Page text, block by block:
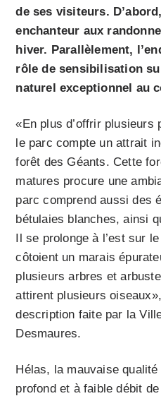
de ses visiteurs.
enchanteur aux
hiver. Parallèlement,
rôle de sensibilisation
naturel exceptionnel au
«En plus d’offrir plusieurs
le parc compte un attrait
forêt des Géants. Cette
matures procure une
parc comprend aussi des
bétulaies blanches, ainsi
Il se prolonge à l’est sur
côtoient un marais
plusieurs arbres et
attirent plusieurs
description faite par la
Desmaures.
Hélas, la mauvaise qualité
profond et à faible débit